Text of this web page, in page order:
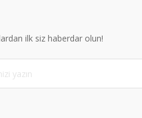
hatalar bulunuyor.
sitelerden daha pahalı.
farklı alternatifler olmalı.
ilk siz haberdar olun!